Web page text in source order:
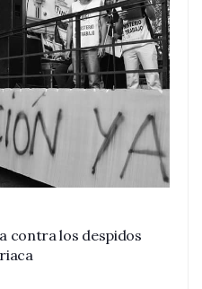
contra los despidos